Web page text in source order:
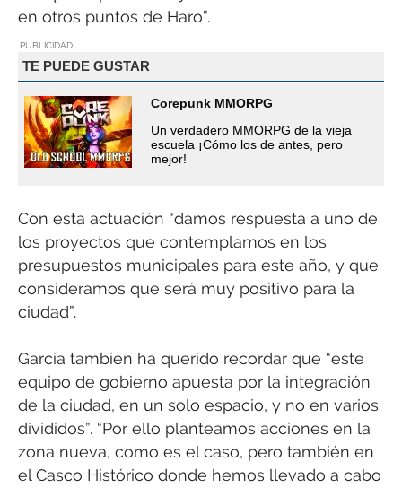
en otros puntos de Haro”.
PUBLICIDAD
TE PUEDE GUSTAR
Corepunk MMORPG
Un verdadero MMORPG de la vieja
escuela ¡Cómo los de antes, pero
mejor!
Con esta actuación “damos respuesta a uno de
los proyectos que contemplamos en los
presupuestos municipales para este año, y que
consideramos que será muy positivo para la
ciudad”.
García también ha querido recordar que “este
equipo de gobierno apuesta por la integración
de la ciudad, en un solo espacio, y no en varios
divididos”. “Por ello planteamos acciones en la
zona nueva, como es el caso, pero también en
el Casco Histórico donde hemos llevado a cabo